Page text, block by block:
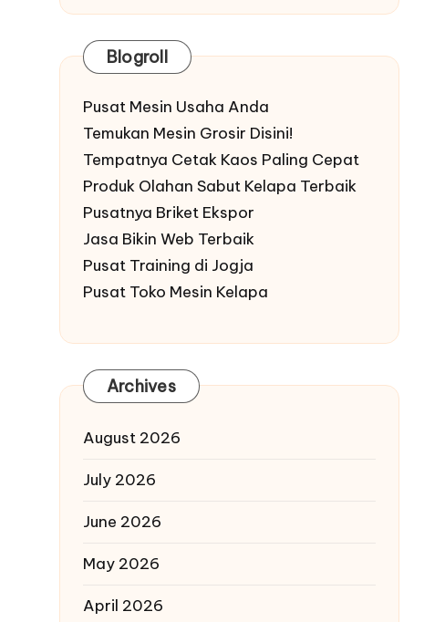
Blogroll
Pusat Mesin Usaha Anda
Temukan Mesin Grosir Disini!
Tempatnya Cetak Kaos Paling Cepat
Produk Olahan Sabut Kelapa Terbaik
Pusatnya Briket Ekspor
Jasa Bikin Web Terbaik
Pusat Training di Jogja
Pusat Toko Mesin Kelapa
Archives
August 2026
July 2026
June 2026
May 2026
April 2026